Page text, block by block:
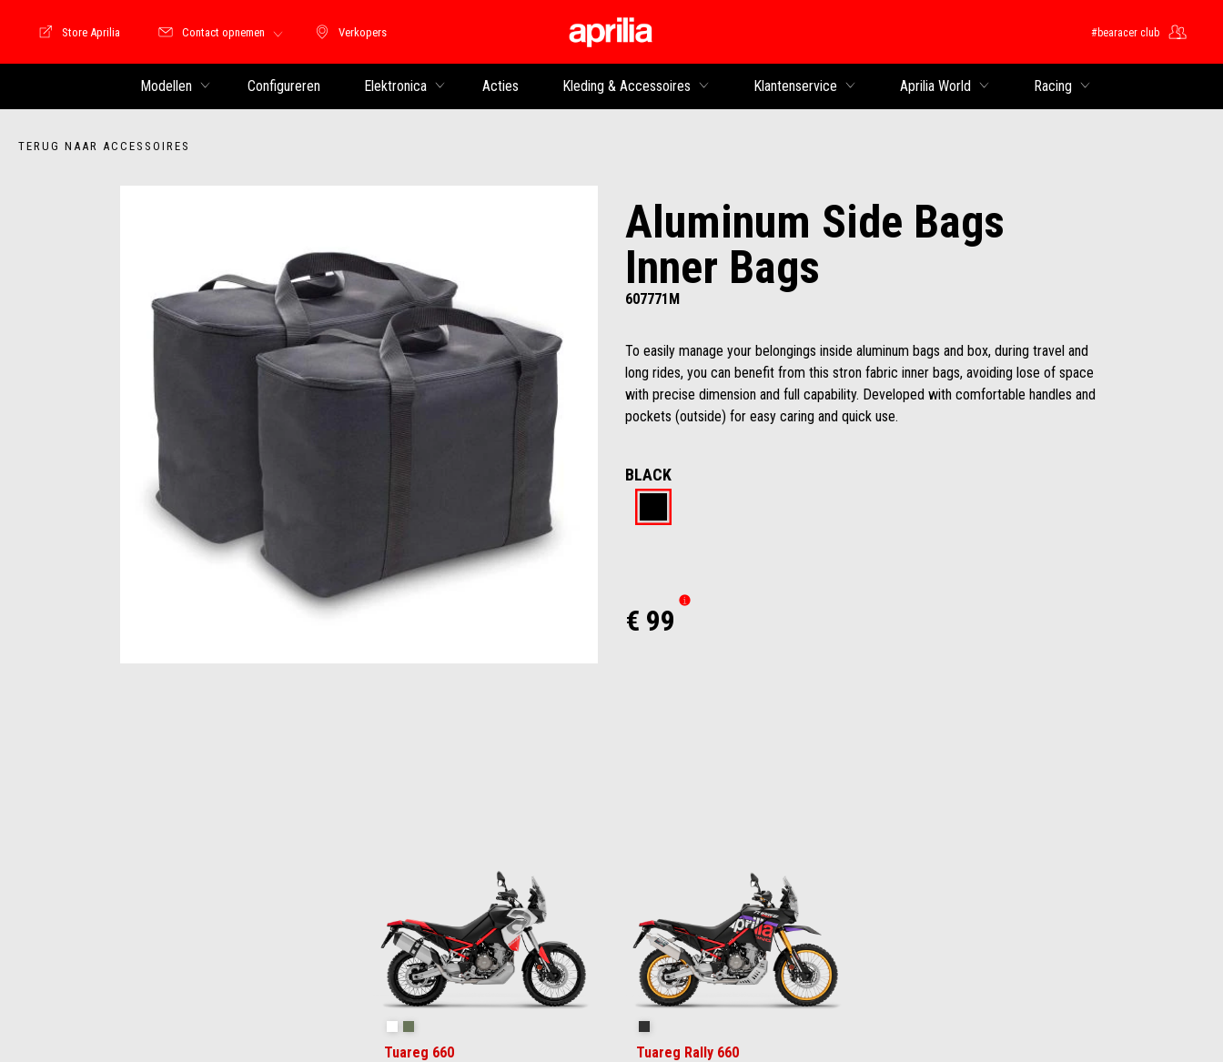
Verkopers
Verkopers
Store Motoguzzi
Store Aprilia Contact opnemen #bearacer club
Modellen Configureren Elektronica Acties Kleding & Accessoires Klantenservice Aprilia World Racing
TERUG NAAR ACCESSOIRES
Aluminum Side Bags
Inner Bags
607771M
To easily manage your belongings inside aluminum bags and box, during travel and
long rides, you can benefit from this stron fabric inner bags, avoiding lose of space
with precise dimension and full capability. Developed with comfortable handles and
pockets (outside) for easy caring and quick use.
BLACK
€ 99
Tuareg 660 Tuareg Rally 660